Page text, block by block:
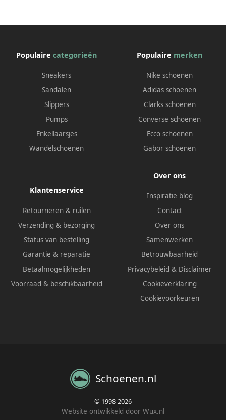
Populaire categorieën
Sneakers
Sandalen
Slippers
Pumps
Enkellaarsjes
Wandelschoenen
Populaire merken
Nike schoenen
Adidas schoenen
Clarks schoenen
Converse schoenen
Ecco schoenen
Gabor schoenen
Klantenservice
Retourneren & ruilen
Verzending & bezorging
Status van bestelling
Garantie & reparatie
Betaalmogelijkheden
Voorraad & beschikbaarheid
Over ons
Inspiratie blog
Contact
Over ons
Samenwerken
Betrouwbaarheid
Privacybeleid & Disclaimer
Cookieverklaring
Cookievoorkeuren
Schoenen.nl
© 1998-2026
Website ontwikkeld door Wux.nl